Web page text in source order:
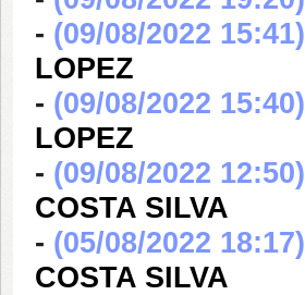
- (09/08/2022 15:41)
LOPEZ
- (09/08/2022 15:40)
LOPEZ
- (09/08/2022 12:50)
COSTA SILVA
- (05/08/2022 18:17)
COSTA SILVA